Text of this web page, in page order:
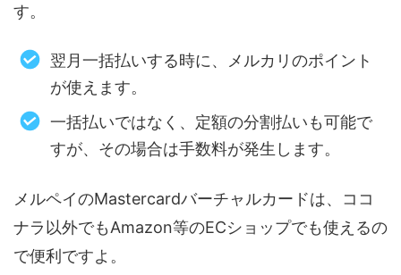
す。
翌月一括払いする時に、メルカリのポイント
が使えます。
一括払いではなく、定額の分割払いも可能で
すが、その場合は手数料が発生します。
メルペイのMastercardバーチャルカードは、ココ
ナラ以外でもAmazon等のECショップでも使えるの
で便利ですよ。